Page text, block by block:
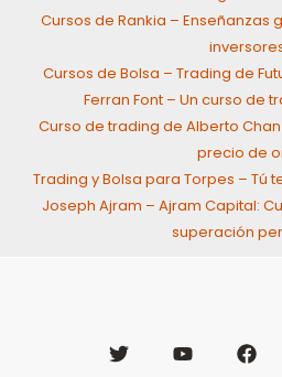
Cursos de Rankia – Enseñanzas
Cursos de Bolsa – Trading de
Ferran Font – Un curso de
Curso de trading de Alberto
precio de
Trading y Bolsa para Torpes – Tú
Joseph Ajram – Ajram Capital:
superación